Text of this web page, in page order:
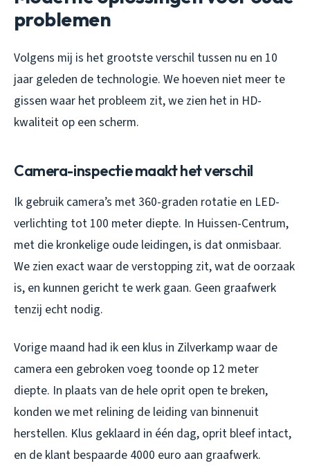
problemen
Volgens mij is het grootste verschil tussen nu en 10
jaar geleden de technologie. We hoeven niet meer te
gissen waar het probleem zit, we zien het in HD-
kwaliteit op een scherm.
Camera-inspectie maakt het verschil
Ik gebruik camera’s met 360-graden rotatie en LED-
verlichting tot 100 meter diepte. In Huissen-Centrum,
met die kronkelige oude leidingen, is dat onmisbaar.
We zien exact waar de verstopping zit, wat de oorzaak
is, en kunnen gericht te werk gaan. Geen graafwerk
tenzij echt nodig.
Vorige maand had ik een klus in Zilverkamp waar de
camera een gebroken voeg toonde op 12 meter
diepte. In plaats van de hele oprit open te breken,
konden we met relining de leiding van binnenuit
herstellen. Klus geklaard in één dag, oprit bleef intact,
en de klant bespaarde 4000 euro aan graafwerk.